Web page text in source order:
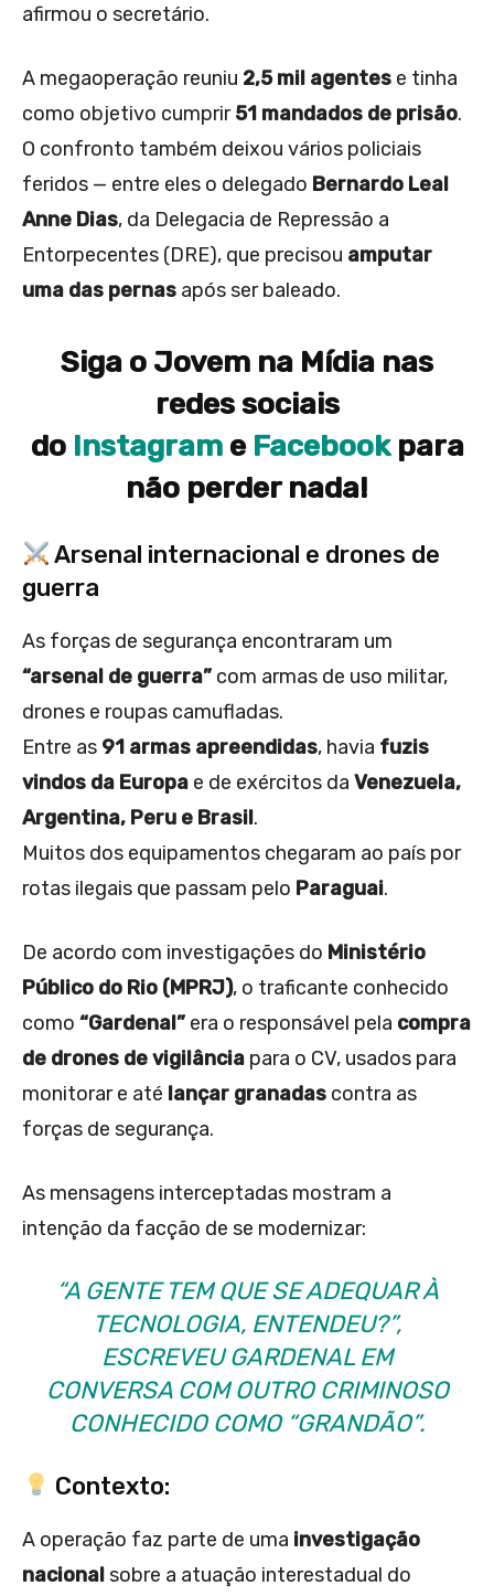
afirmou o secretário.
A megaoperação reuniu 2,5 mil agentes e tinha
como objetivo cumprir51 mandados de prisão.
O confronto também deixou vários policiais
feridos — entre eles o delegado Bernardo Leal
Anne Dias, da Delegacia de Repressão a
Entorpecentes (DRE), que precisou amputar
uma das pernas após ser baleado.
Siga o Jovem na Mídia nas
redes sociais
do Instagram e Facebookpara
não perder nada!
Arsenal internacional e drones de
guerra
As forças de segurança encontraram um
“arsenal de guerra” com armas de uso militar,
drones e roupas camufladas.
Entre as 91 armas apreendidas, havia fuzis
vindos da Europa e de exércitos da Venezuela,
Argentina, Peru e Brasil.
Muitos dos equipamentos chegaram ao país por
rotas ilegais que passam pelo Paraguai.
De acordo com investigações do Ministério
Público do Rio (MPRJ), o traficante conhecido
como “Gardenal” era o responsável pela compra
de drones de vigilância para o CV, usados para
monitorar e até lançar granadas contra as
forças de segurança.
As mensagens interceptadas mostram a
intenção da facção de se modernizar:
“A GENTE TEM QUE SE ADEQUAR À
TECNOLOGIA, ENTENDEU?”,
ESCREVEU GARDENAL EM
CONVERSA COM OUTRO CRIMINOSO
CONHECIDO COMO “GRANDÃO”.
Contexto:
A operação faz parte de uma investigação
nacionalsobre a atuação interestadual do